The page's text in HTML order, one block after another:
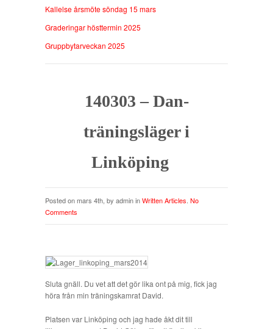
Kallelse årsmöte söndag 15 mars
Graderingar hösttermin 2025
Gruppbytarveckan 2025
140303 – Dan-
träningsläger i
Linköping
Posted on mars 4th, by admin inWritten Articles No
Comments
Sluta gnäll. Du vet att det gör lika ont på mig, fick jag
höra från min träningskamrat David.
Platsen var Linköping och jag hade åkt dit till